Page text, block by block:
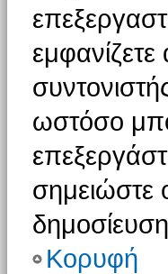
ωστόσο
σημειώστε
Κορυφή